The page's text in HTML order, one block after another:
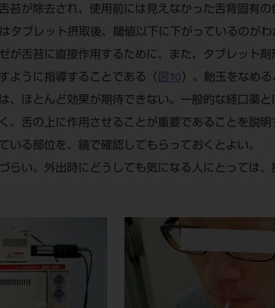
苔が除去され、使用前には見えなかった舌背固有
タブレット摂取後、閾値以下に下がっているのがわ
が舌苔に直接作用するために、また、タブレット
ように指導することである（ 図10 ）。飴玉をなめ
、ほとんど効果が期待できない。一般的な経口薬
、舌の上に作用させることが重要であることを説
いる部位を、鏡で確認してもらっておくとよい。
らい。外出時にどうしても気になる人にとっては